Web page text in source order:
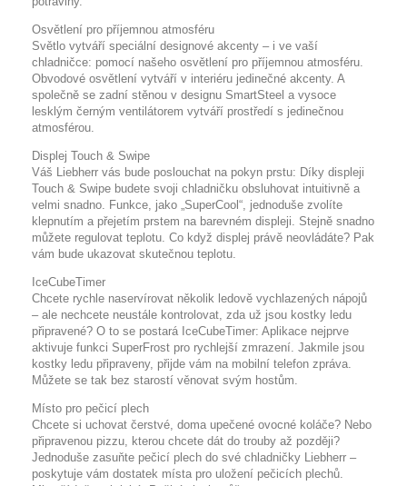
Osvětlení pro příjemnou atmosféru
Světlo vytváří speciální designové akcenty – i ve vaší
chladničce: pomocí našeho osvětlení pro příjemnou atmosféru.
Obvodové osvětlení vytváří v interiéru jedinečné akcenty. A
společně se zadní stěnou v designu SmartSteel a vysoce
lesklým černým ventilátorem vytváří prostředí s jedinečnou
atmosférou.
Displej Touch & Swipe
Váš Liebherr vás bude poslouchat na pokyn prstu: Díky displeji
Touch & Swipe budete svoji chladničku obsluhovat intuitivně a
velmi snadno. Funkce, jako „SuperCool“, jednoduše zvolíte
klepnutím a přejetím prstem na barevném displeji. Stejně snadno
můžete regulovat teplotu. Co když displej právě neovládáte? Pak
vám bude ukazovat skutečnou teplotu.
IceCubeTimer
Chcete rychle naservírovat několik ledově vychlazených nápojů
– ale nechcete neustále kontrolovat, zda už jsou kostky ledu
připravené? O to se postará IceCubeTimer: Aplikace nejprve
aktivuje funkci SuperFrost pro rychlejší zmrazení. Jakmile jsou
kostky ledu připraveny, přijde vám na mobilní telefon zpráva.
Můžete se tak bez starostí věnovat svým hostům.
Místo pro pečicí plech
Chcete si uchovat čerstvé, doma upečené ovocné koláče? Nebo
připravenou pizzu, kterou chcete dát do trouby až později?
Jednoduše zasuňte pečicí plech do své chladničky Liebherr –
poskytuje vám dostatek místa pro uložení pečicích plechů.